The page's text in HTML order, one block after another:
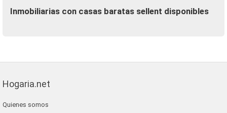
Inmobiliarias con casas baratas sellent disponibles
Hogaria.net
Quienes somos